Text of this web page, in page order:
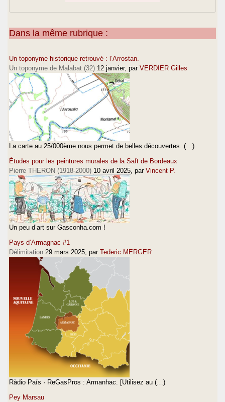
Dans la même rubrique :
Un toponyme historique retrouvé : l’Arrostan.
Un toponyme de Malabat (32) 12 janvier, par VERDIER Gilles
La carte au 25/000ème nous permet de belles découvertes. (…)
Études pour les peintures murales de la Saft de Bordeaux
Pierre THERON (1918-2000) 10 avril 2025 , par Vincent P.
Un peu d’art sur Gasconha.com !
Pays d’Armagnac #1
Délimitation 29 mars 2025 , par Tederic MERGER
Ràdio País · ReGasPros : Armanhac. [Utilisez au (…)
Pey Marsau